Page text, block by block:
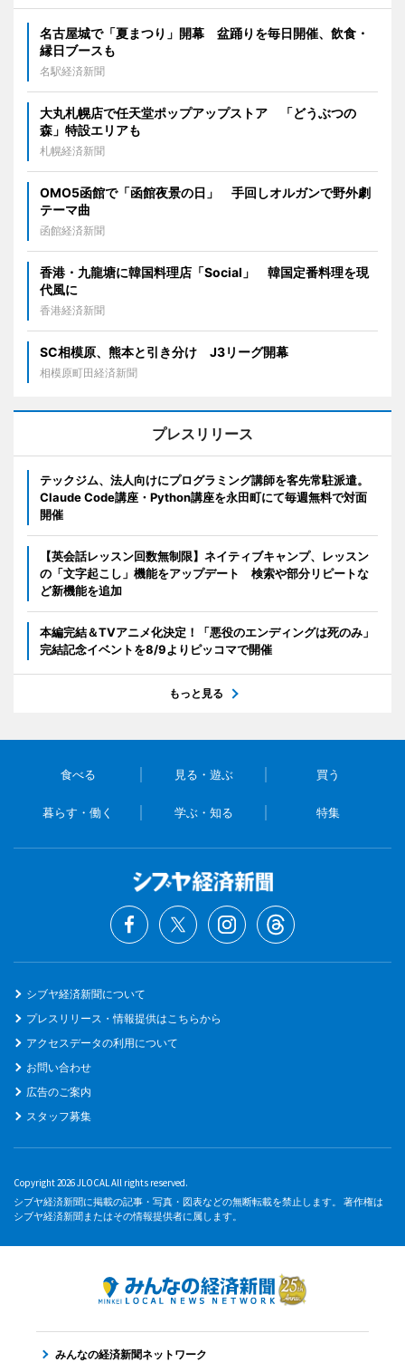
名古屋城で「夏まつり」開幕 盆踊りを毎日開催、飲食・
縁日ブースも
名駅経済新聞
大丸札幌店で任天堂ポップアップストア 「どうぶつの
森」特設エリアも
札幌経済新聞
OMO5函館で「函館夜景の日」 手回しオルガンで野外劇
テーマ曲
函館経済新聞
香港・九龍塘に韓国料理店「Social」 韓国定番料理を現
代風に
香港経済新聞
SC相模原、熊本と引き分け J3リーグ開幕
相模原町田経済新聞
プレスリリース
テックジム、法人向けにプログラミング講師を客先常駐派遣。
Claude Code講座・Python講座を永田町にて毎週無料で対面
開催
【英会話レッスン回数無制限】ネイティブキャンプ、レッスン
の「文字起こし」機能をアップデート 検索や部分リピートな
ど新機能を追加
本編完結＆TVアニメ化決定！「悪役のエンディングは死のみ」
完結記念イベントを8/9よりピッコマで開催
もっと見る
食べる 見る・遊ぶ 買う
暮らす・働く 学ぶ・知る 特集
シブヤ経済新聞について
プレスリリース・情報提供はこちらから
アクセスデータの利用について
お問い合わせ
広告のご案内
スタッフ募集
Copyright 2026 JLOCAL All rights reserved.
シブヤ経済新聞に掲載の記事・写真・図表などの無断転載を禁止します。 著作権は
シブヤ経済新聞またはその情報提供者に属します。
みんなの経済新聞ネットワーク